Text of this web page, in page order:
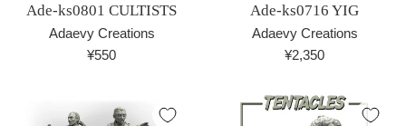
Ade-ks0801 CULTISTS
Adaevy Creations
通
¥550
Ade-ks0716 YIG
Adaevy Creations
通
価
¥2,350